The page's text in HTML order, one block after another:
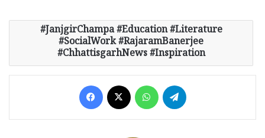
JanjgirChampa #Education #Literature
#SocialWork #RajaramBanerjee
#ChhattisgarhNews #Inspiration
Facebook WhatsApp